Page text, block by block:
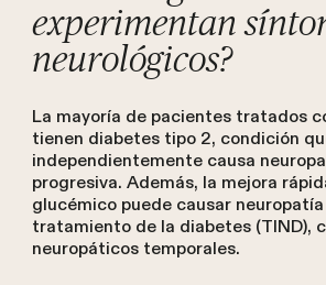
experimentan
neurológicos?
La mayoría de pacientes tratados
tienen diabetes tipo 2, condición
independientemente causa
progresiva. Además, la mejora
glucémico puede causar
tratamiento de la diabetes (TIND),
neuropáticos temporales.